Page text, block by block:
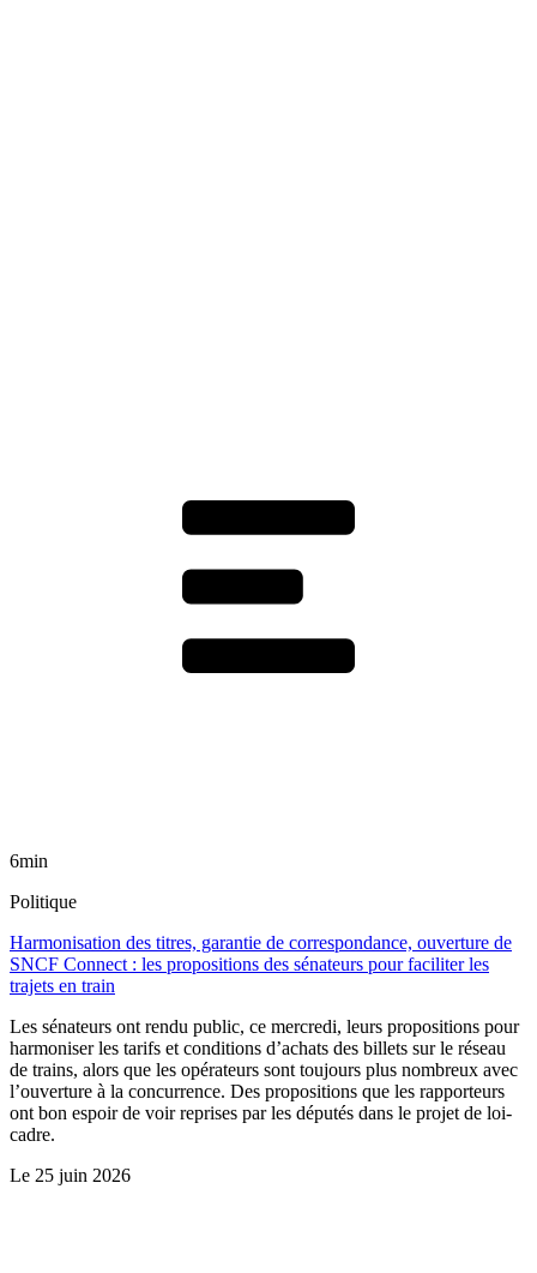
6min
Politique
Harmonisation des titres, garantie de correspondance, ouverture de
SNCF Connect : les propositions des sénateurs pour faciliter les
trajets en train
Les sénateurs ont rendu public, ce mercredi, leurs propositions pour
harmoniser les tarifs et conditions d’achats des billets sur le réseau
de trains, alors que les opérateurs sont toujours plus nombreux avec
l’ouverture à la concurrence. Des propositions que les rapporteurs
ont bon espoir de voir reprises par les députés dans le projet de loi-
cadre.
Le 25 juin 2026